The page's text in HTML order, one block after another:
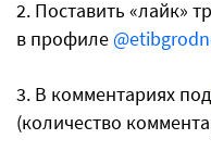
2. Поставить «лайк»
в профиле
3. В комментариях под
(количество